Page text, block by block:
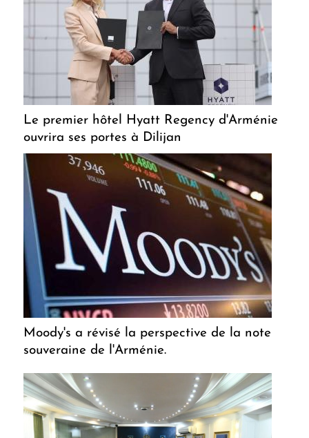
Le premier hôtel Hyatt Regency d'Arménie
ouvrira ses portes à Dilijan
Moody's a révisé la perspective de la note
souveraine de l'Arménie.